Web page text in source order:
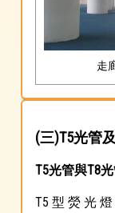
走
(三)T5光管
T5光管與T8
T5 型 熒 光